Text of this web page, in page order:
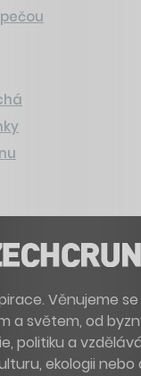
Věnujeme
a světem, od
politiku a
ekologii nebo